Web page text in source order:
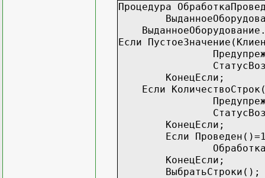
Процедура
Если
КонецЕсли;
Если
КонецЕсли;
Если
КонецЕсли;
ВыбратьСтроки();